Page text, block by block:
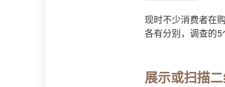
现时不少消费者在
各有分别，调查的
展示或扫描